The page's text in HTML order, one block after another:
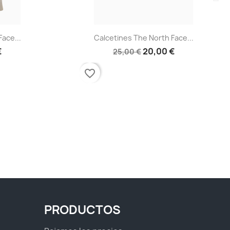
Vista rápida
Calcetines The North Face...
25,00 €20,00 €
favorite_border
PRODUCTOS